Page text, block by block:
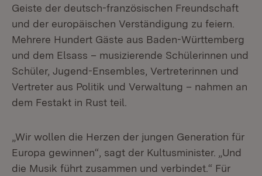
Geiste der deutsch-französischen Freundschaft
und der europäischen Verständigung zu feiern.
Mehrere Hundert Gäste aus Baden-Württemberg
und dem Elsass – musizierende Schülerinnen und
Schüler, Jugend-Ensembles, Vertreterinnen und
Vertreter aus Politik und Verwaltung – nahmen an
dem Festakt in Rust teil.
„Wir wollen die Herzen der jungen Generation für
Europa gewinnen“, sagt der Kultusminister. „Und
die Musik führt zusammen und verbindet.“ Für